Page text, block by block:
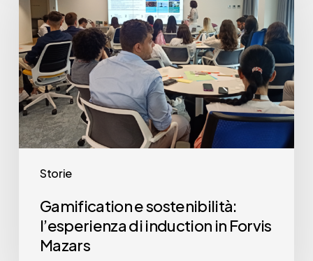
Storie
sostenibilità:
l’esperienza
di
induction
in
Forvis
Mazars
Gamification e sostenibilità:
l’esperienza di induction in Forvis
Mazars